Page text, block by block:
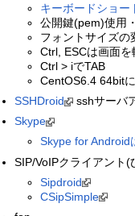
キーボードショー
公開鍵(pem)使用
フォントサイズの
Ctrl, ESCは画面を
Ctrl > iでTAB
CentOS6.4 64bit
SSHDroid
sshサーバ
Skype
Skype for Android
SIP/VoIPクライアント
Sipdroid
CSipSimple